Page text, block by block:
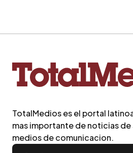
TotalMedios es el portal
mas importante de noticias de
medios de comunicacion.